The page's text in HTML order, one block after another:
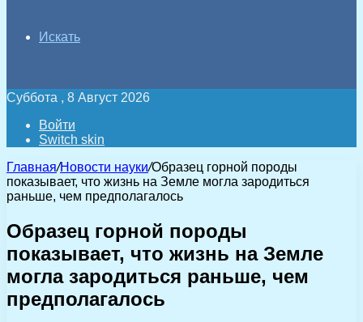
Искать
Суббота , 8 Август 2026
Войти
Switch skin
Главная/Новости науки/Образец горной породы
показывает, что жизнь на Земле могла зародиться
раньше, чем предполагалось
Образец горной породы
показывает, что жизнь на Земле
могла зародиться раньше, чем
предполагалось